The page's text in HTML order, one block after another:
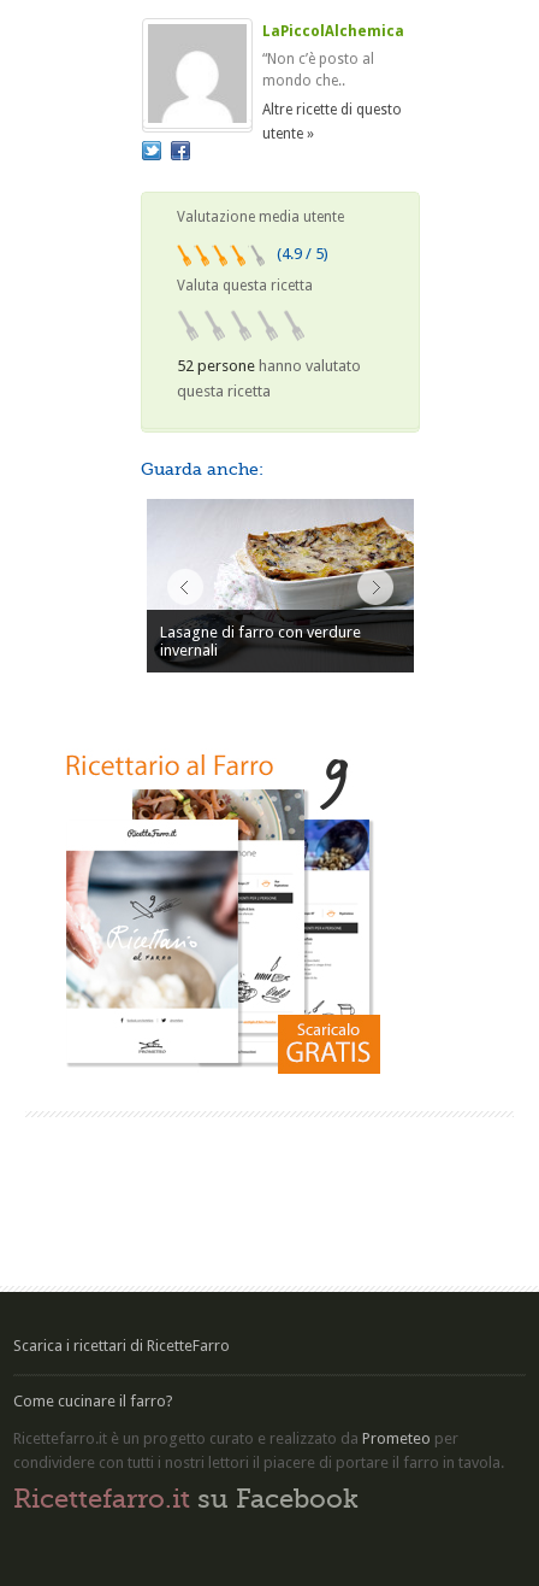
LaPiccolAlchemica
“Non c’è posto al
mondo che..
Altre ricette di questo
utente »
Valutazione media utente
(4.9 / 5)
Valuta questa ricetta
52 personehanno valutato
questa ricetta
Guarda anche:
Lasagne di farro con verdure
invernali
Scarica i ricettari di RicetteFarro
Come cucinare il farro?
Ricettefarro.it è un progetto curato e realizzato daPrometeo per
condividere con tutti i nostri lettori il piacere di portare il farro in tavola.
Ricettefarro.it su Facebook